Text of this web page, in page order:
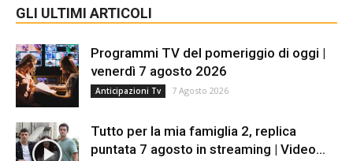
GLI ULTIMI ARTICOLI
Programmi TV del pomeriggio di oggi |
venerdì 7 agosto 2026
Anticipazioni Tv 7 Agosto 2026
Tutto per la mia famiglia 2, replica
puntata 7 agosto in streaming | Video...